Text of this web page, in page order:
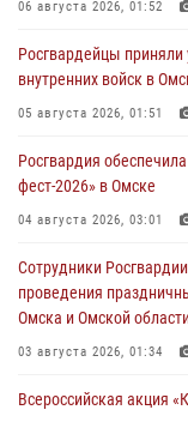
06 августа 2026, 01:52
Росгвардейцы
внутренних войск в
05 августа 2026, 01:51
Росгвардия
фест-2026» в Омске
04 августа 2026, 03:01
Сотрудники
проведения
Омска и Омской
03 августа 2026, 01:34
Всероссийская акция